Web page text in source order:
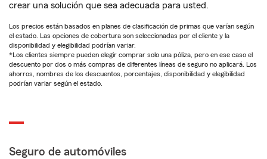
crear una solución que sea adecuada para usted.
Los precios están basados en planes de clasificación de primas que varían según
el estado. Las opciones de cobertura son seleccionadas por el cliente y la
disponibilidad y elegibilidad podrían variar.
*Los clientes siempre pueden elegir comprar solo una póliza, pero en ese caso el
descuento por dos o más compras de diferentes líneas de seguro no aplicará. Los
ahorros, nombres de los descuentos, porcentajes, disponibilidad y elegibilidad
podrían variar según el estado.
Seguro de automóviles